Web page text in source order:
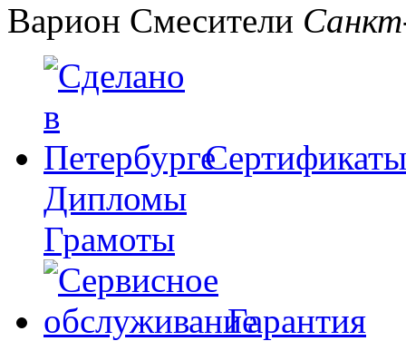
Варион Смесители
Сертификаты
Дипломы
Грамоты
Гарантия